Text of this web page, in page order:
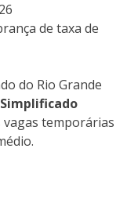
de taxa de
do Rio Grande
temporárias